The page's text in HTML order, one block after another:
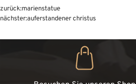
zurück:marienstatue
nächster:auferstandener christus